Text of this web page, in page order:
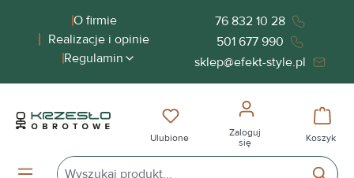
zawartościO firmie
Realizacje i opinie
Regulamin
76 832 10 28
501 677 990
sklep@efekt-style.pl
Masz 0 przedmioty na liście
Ulubione
Zaloguj
się
Koszyk